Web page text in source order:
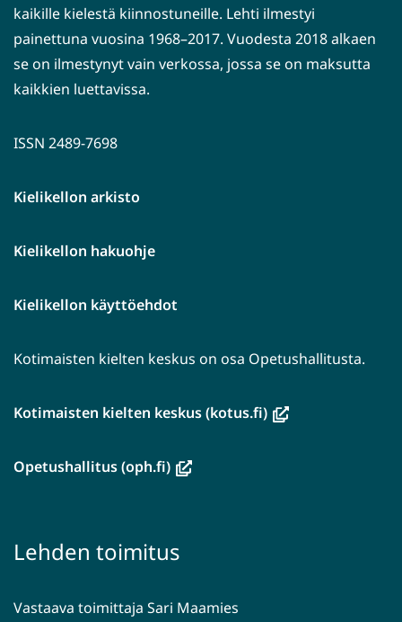
kaikille kielestä kiinnostuneille. Lehti ilmestyi
painettuna vuosina 1968–2017. Vuodesta 2018 alkaen
se on ilmestynyt vain verkossa, jossa se on maksutta
kaikkien luettavissa.
ISSN 2489-7698
Kielikellon arkisto
Kielikellon hakuohje
Kielikellon käyttöehdot
Kotimaisten kielten keskus on osa Opetushallitusta.
Kotimaisten kielten keskus (kotus.fi)(avautuu
Opetushallitus (oph.fi)(avautuu
toiseen
Lehden toimitus
Vastaava toimittaja Sari Maamies